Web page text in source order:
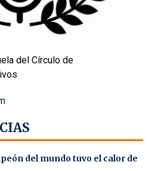
del Círculo de
del mundo tuvo el calor de